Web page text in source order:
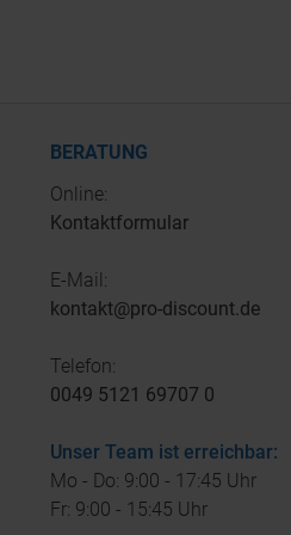
BERATUNG
Online:
Kontaktformular
E-Mail:
kontakt@pro-discount.de
Telefon:
0049 5121 69707 0
Unser Team ist erreichbar:
Mo - Do: 9:00 - 17:45 Uhr
Fr: 9:00 - 15:45 Uhr